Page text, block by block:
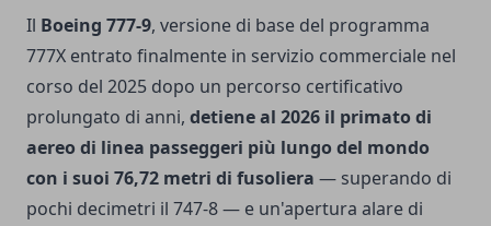
Il Boeing 777-9, versione di base del programma
777X entrato finalmente in servizio commerciale nel
corso del 2025 dopo un percorso certificativo
prolungato di anni, detiene al 2026 il primato di
aereo di linea passeggeri più lungo del mondo
con i suoi 76,72 metri di fusoliera — superando di
pochi decimetri il 747-8 — e un'apertura alare di